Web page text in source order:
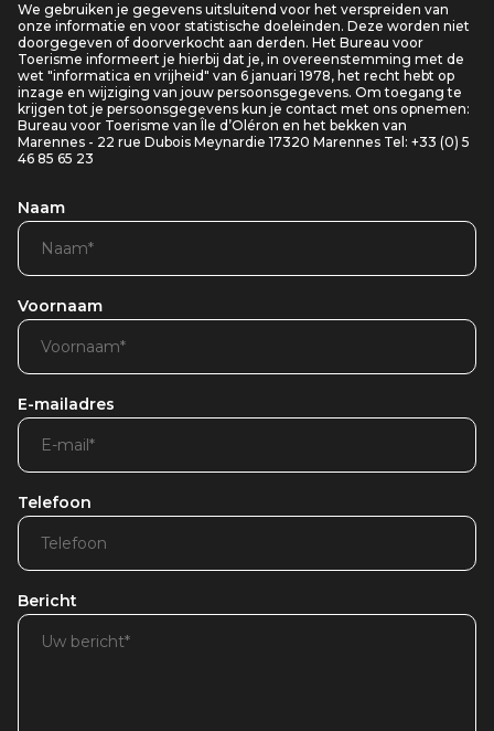
We gebruiken je gegevens uitsluitend voor het verspreiden van
onze informatie en voor statistische doeleinden. Deze worden niet
doorgegeven of doorverkocht aan derden. Het Bureau voor
Toerisme informeert je hierbij dat je, in overeenstemming met de
wet "informatica en vrijheid" van 6 januari 1978, het recht hebt op
inzage en wijziging van jouw persoonsgegevens. Om toegang te
krijgen tot je persoonsgegevens kun je contact met ons opnemen:
Bureau voor Toerisme van Île d’Oléron en het bekken van
Marennes - 22 rue Dubois Meynardie 17320 Marennes Tel: +33 (0) 5
46 85 65 23
Naam
Voornaam
E-mailadres
Telefoon
Bericht